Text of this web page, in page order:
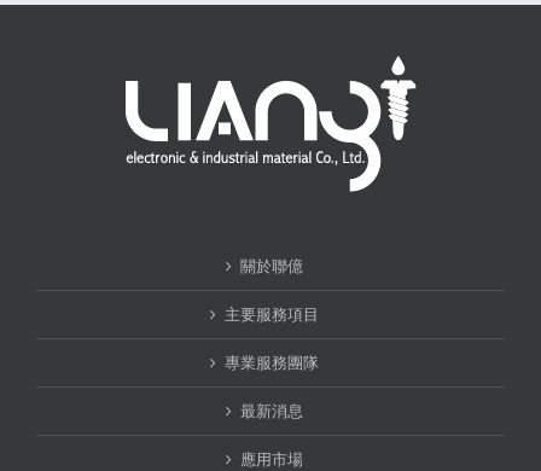
關於聯億
主要服務項目
專業服務團隊
最新消息
應用市場